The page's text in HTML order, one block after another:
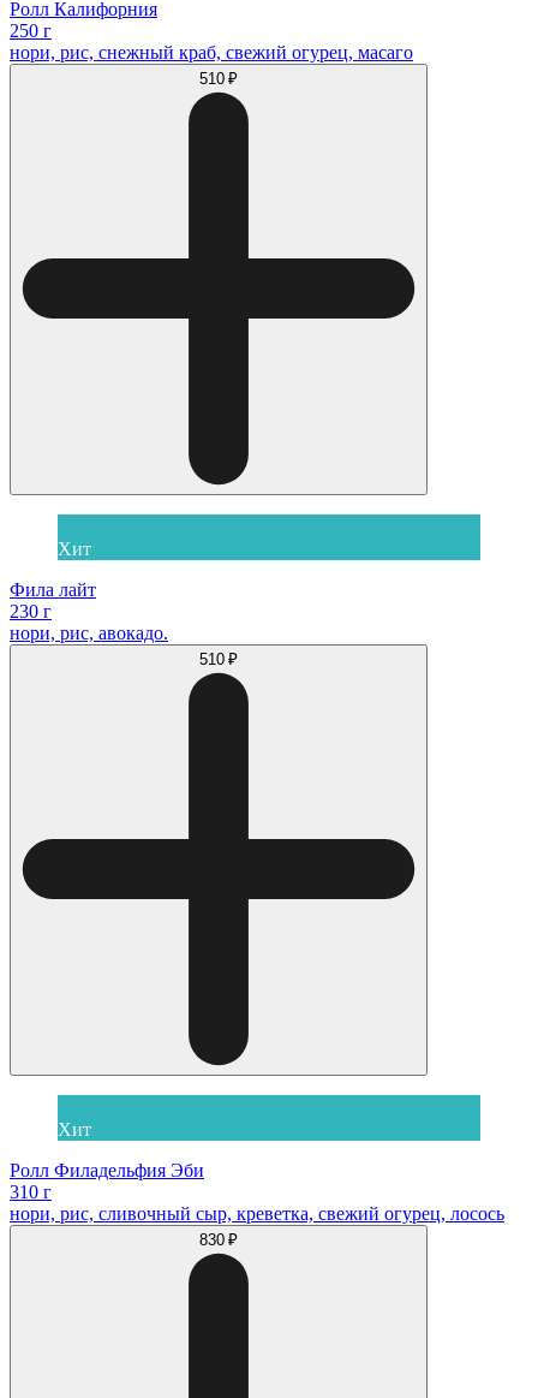
Ролл Калифорния
250 г
нори, рис, снежный краб, свежий огурец, масаго
510 ₽
Хит
Фила лайт
230 г
нори, рис, авокадо.
510 ₽
Хит
Ролл Филадельфия Эби
310 г
нори, рис, сливочный сыр, креветка, свежий огурец, лосось
830 ₽